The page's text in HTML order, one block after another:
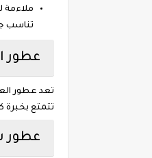
ملاءمة
تناسب
عطور
تعد عطور
تتمتع
عطور